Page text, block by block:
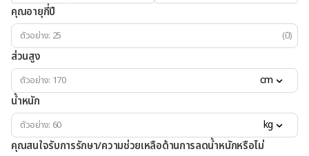
คุณอายุกี่ปี
(ปี)
ส่วนสูง
cm
น้ำหนัก
kg
คุณสนใจรับการรักษา/ความช่วยเหลือด้านการลดน้ำหนักหรือไม่